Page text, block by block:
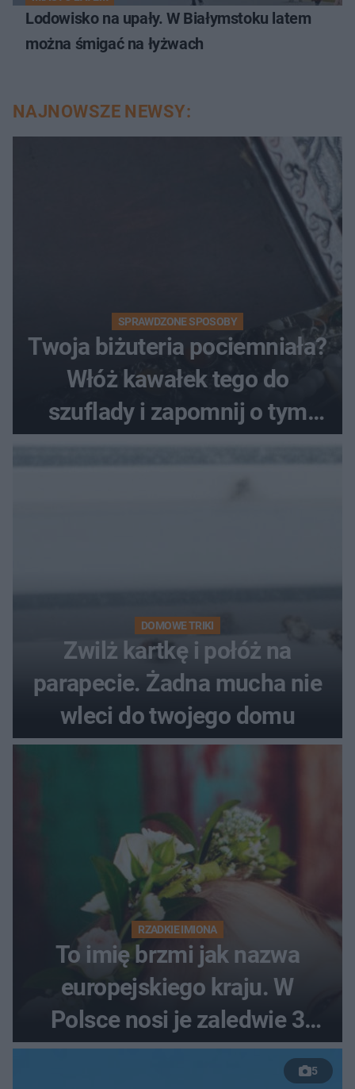
Lodowisko na upały. W Białymstoku latem
można śmigać na łyżwach
NAJNOWSZE NEWSY:
SPRAWDZONE SPOSOBY
Twoja biżuteria pociemniała?
Włóż kawałek tego do
szuflady i zapomnij o tym
DOMOWE TRIKI
Zwilż kartkę i połóż na
parapecie. Żadna mucha nie
wleci do twojego domu
RZADKIE IMIONA
To imię brzmi jak nazwa
europejskiego kraju. W
Polsce nosi je zaledwie 3
kobiety
5